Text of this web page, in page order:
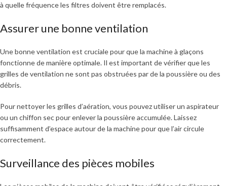
à quelle fréquence les filtres doivent être remplacés.
Assurer une bonne ventilation
Une bonne ventilation est cruciale pour que la machine à glaçons
fonctionne de manière optimale. Il est important de vérifier que les
grilles de ventilation ne sont pas obstruées par de la poussière ou des
débris.
Pour nettoyer les grilles d’aération, vous pouvez utiliser un aspirateur
ou un chiffon sec pour enlever la poussière accumulée. Laissez
suffisamment d’espace autour de la machine pour que l’air circule
correctement.
Surveillance des pièces mobiles